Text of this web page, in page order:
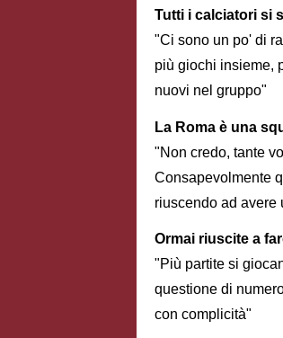
Tutti i calciatori si
"Ci sono un po' di
più giochi insieme,
nuovi nel gruppo"
La Roma è una
"Non credo, tante
Consapevolmente
riuscendo ad avere
Ormai riuscite a
"Più partite si
questione di
con complicità"